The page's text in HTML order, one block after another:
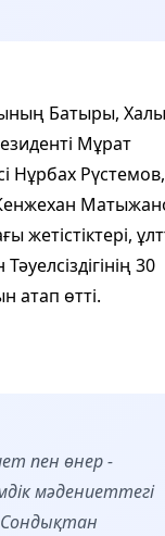
Батыры,
Мұрат
Нұрбах Рүстемов,
жетістіктері,
30
атап өтті.
пен өнер -
мәдениеттегі
Сондықтан